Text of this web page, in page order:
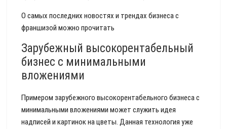
О самых последних новостях и трендах бизнеса с
франшизой можно прочитать
Зарубежный высокорентабельный
бизнес с минимальными
вложениями
Примером зарубежного высокорентабельного бизнеса с
минимальными вложениями может служить идея
надписей и картинок на цветы. Данная технология уже